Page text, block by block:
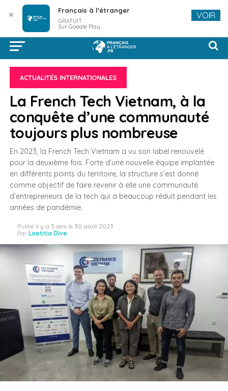
ACTUALITÉS INTERNATIONALES
La French Tech Vietnam, à la
conquête d’une communauté
toujours plus nombreuse
En 2023, la French Tech Vietnam a vu son label renouvelé
pour la deuxième fois. Forte d’une nouvelle équipe implantée
en différents points du territoire, la structure s’est donné
comme objectif de faire revenir à elle une communauté
d’entrepreneurs de la tech qui a beaucoup réduit pendant les
années de pandémie.
Publié il y a 3 ans le 30 août 2023
Par Laetitia Dive
✕ Français à l'étranger
GRATUIT
Sur Google Play
VOIR